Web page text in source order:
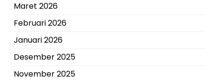
Maret 2026
Februari 2026
Januari 2026
Desember 2025
November 2025